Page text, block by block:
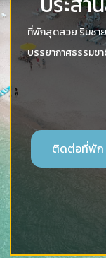
โรงแร
งาม
ด้านหน้าโรงแรมข
ธรรมชาติ พร้อมจุ